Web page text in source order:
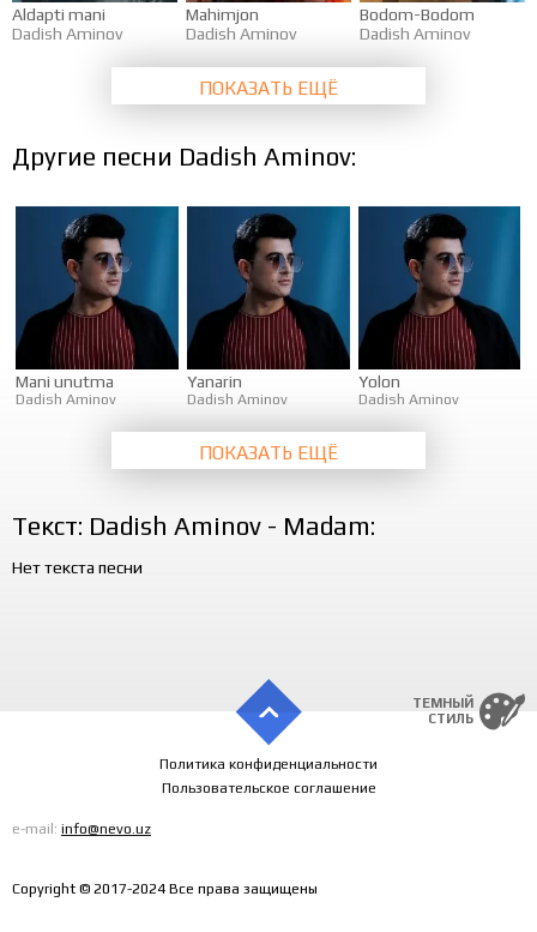
Aldapti mani
Dadish Aminov
Mahimjon
Dadish Aminov
Bodom-Bodom
Dadish Aminov
ПОКАЗАТЬ ЕЩЁ
Другие песни Dadish Aminov:
Mani unutma
Dadish Aminov
Yanarin
Dadish Aminov
Yolon
Dadish Aminov
ПОКАЗАТЬ ЕЩЁ
Текст: Dadish Aminov - Madam:
Нет текста песни
ТЕМНЫЙ
СТИЛЬ
Политика конфиденциальности
Пользовательское соглашение
e-mail: info@nevo.uz
Copyright © 2017-2024 Все права защищены